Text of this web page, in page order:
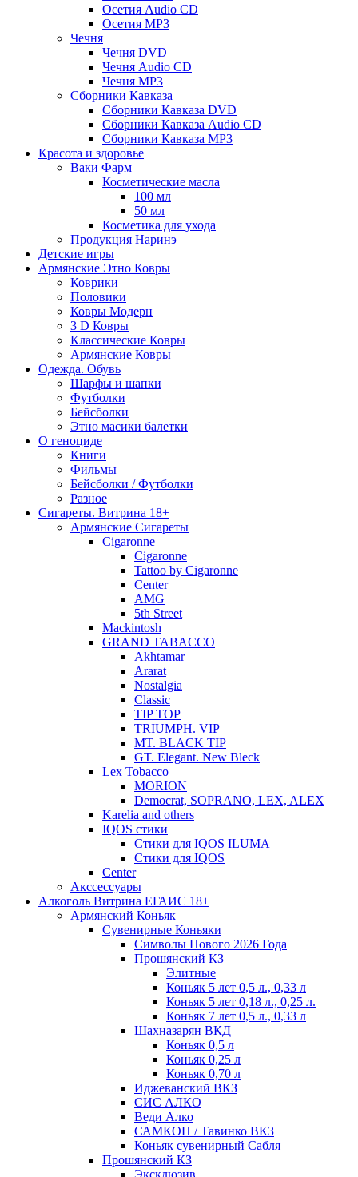
Осетия Audio CD
Осетия MP3
Чечня
Чечня DVD
Чечня Audio CD
Чечня MP3
Сборники Кавказа
Сборники Кавказа DVD
Сборники Кавказа Audio CD
Сборники Кавказа MP3
Красота и здоровье
Ваки Фарм
Косметические масла
100 мл
50 мл
Косметика для ухода
Продукция Наринэ
Детские игры
Армянские Этно Ковры
Коврики
Половики
Ковры Модерн
3 D Ковры
Классические Ковры
Армянские Ковры
Одежда. Обувь
Шарфы и шапки
Футболки
Бейсболки
Этно масики балетки
О геноциде
Книги
Фильмы
Бейсболки / Футболки
Разное
Сигареты. Витрина 18+
Армянские Сигареты
Cigaronne
Cigaronne
Tattoo by Cigaronne
Center
AMG
5th Street
Mackintosh
GRAND TABACCO
Akhtamar
Ararat
Nostalgia
Classic
TIP TOP
TRIUMPH. VIP
MT. BLACK TIP
GT. Elegant. New Bleck
Lex Tobacco
MORION
Democrat, SOPRANO, LEX, ALEX
Karelia and others
IQOS стики
Стики для IQOS ILUMA
Стики для IQOS
Сenter
Акссессуары
Алкоголь Витрина ЕГАИС 18+
Армянский Коньяк
Сувенирные Коньяки
Символы Нового 2026 Года
Прошянский КЗ
Элитные
Коньяк 5 лет 0,5 л., 0,33 л
Коньяк 5 лет 0,18 л., 0,25 л.
Коньяк 7 лет 0,5 л., 0,33 л
Шахназарян ВКД
Коньяк 0,5 л
Коньяк 0,25 л
Коньяк 0,70 л
Иджеванский ВКЗ
СИС АЛКО
Веди Алко
САМКОН / Тавинко ВКЗ
Коньяк сувенирный Сабля
Прошянский КЗ
Эксклюзив